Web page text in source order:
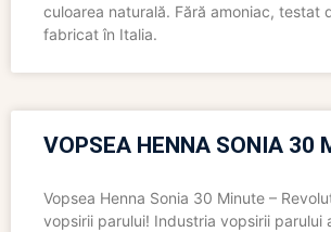
culoarea naturală. Fără amoniac, testat
fabricat în Italia.
VOPSEA HENNA SONIA 30
Vopsea Henna Sonia 30 Minute –
vopsirii parului! Industria vopsirii parului